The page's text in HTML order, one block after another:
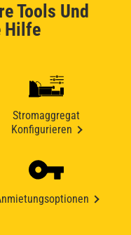
Tools Und
Hilfe
Stromaggregat
Konfigurieren